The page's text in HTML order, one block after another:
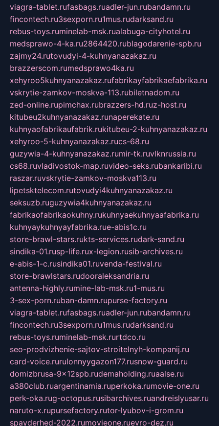
viagra-tablet.rufasbags.ruadler-jun.rubandamn.ru
fincontech.ru3sexporn.ru1mus.rudarksand.ru
rebus-toys.ruminelab-msk.rualabuga-cityhotel.ru
medsprawo-4-ka.ru2864420.rublagodarenie-spb.ru
zajmy24.rutovudyi-4-kuhnyanazakaz.ru
brazzerscom.rumedsprawo4ka.ru
xehyroo5kuhnyanazakaz.rufabrikayfabrikaefabrika.ru
vskrytie-zamkov-moskva-113.rubiletnadom.ru
zed-online.rupimchax.rubrazzers-hd.ruz-host.ru
kitubeu2kuhnyanazakaz.runaperekate.ru
kuhnyaofabrikaufabrik.rukitubeu-2-kuhnyanazakaz.ru
xehyroo-5-kuhnyanazakaz.rucs-68.ru
guzywia-4-kuhnyanazakaz.rumir-tk.ruvlknrussia.ru
cs68.ruvladivostok-map.ruvideo-seks.rubankaribi.ru
raszar.ruvskrytie-zamkov-moskva113.ru
lipetsktelecom.rutovudyi4kuhnyanazakaz.ru
seksuzb.ruguzywia4kuhnyanazakaz.ru
fabrikaofabrikaokuhny.rukuhnyaekuhnyaafabrika.ru
kuhnyaykuhnyayfabrika.rue-abis1c.ru
store-brawl-stars.rukts-services.rudark-sand.ru
sindika-01.rusp-life.rux-legion.rusib-archives.ru
e-abis-1-c.rusindika01.ruvenda-festival.ru
store-brawlstars.rudooraleksandria.ru
antenna-highly.rumine-lab-msk.ru1-mus.ru
3-sex-porn.ruban-damn.rupurse-factory.ru
viagra-tablet.rufasbags.ruadler-jun.rubandamn.ru
fincontech.ru3sexporn.ru1mus.rudarksand.ru
rebus-toys.ruminelab-msk.rurtdco.ru
seo-prodvizhenie-sajtov-stroitelnyh-kompanij.ru
card-voice.rurulonnyygazon177.rusnow-guard.ru
domizbrusa-9x12spb.rudemaholding.ruaalse.ru
a380club.ruargentinamia.ruperkoka.rumovie-one.ru
perk-oka.rug-octopus.rusibarchives.ruandreislyusar.ru
naruto-x.rupursefactory.rutor-lyubov-i-grom.ru
spayderhed-2022.rumovieone.ruevro-dez.ru